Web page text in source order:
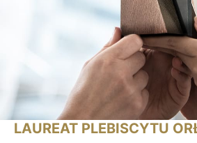
LAUREAT PLEBISCYTU